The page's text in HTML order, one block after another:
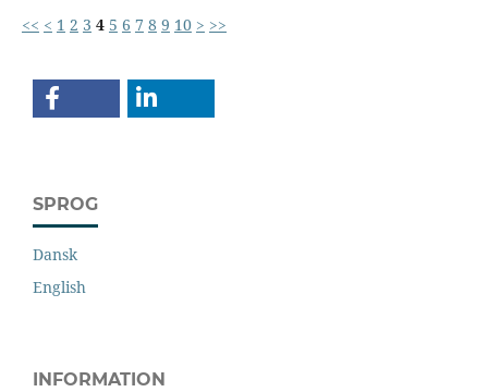
<< < 1 2 3 4 5 6 7 8 9 10 > >>
SPROG
Dansk
English
INFORMATION